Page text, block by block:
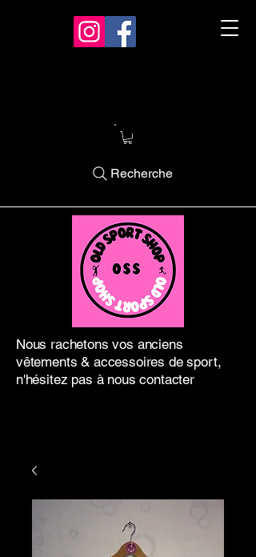
Nous rachetons vos anciens
vêtements & accessoires de sport,
n'hésitez pas à nous contacter
Recherche